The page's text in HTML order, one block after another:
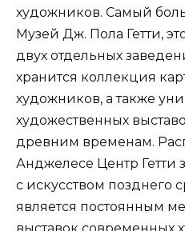
художников. Самый
Музей Дж. Пола Гетти,
двух отдельных
хранится коллекция
художников, а также
художественных
древним временам.
Анджелесе Центр Гетти
с искусством позднего
является постоянным
выставок современных